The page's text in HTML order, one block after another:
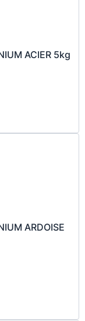
ACIER 5kg
ARDOISE